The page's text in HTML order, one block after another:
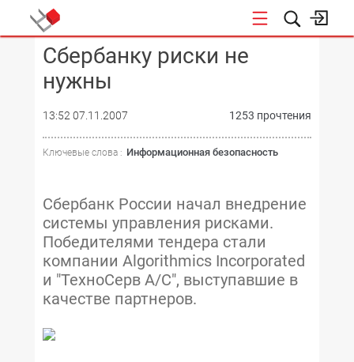
КОНФЕРЕНЦИИ
Сбербанку риски не
нужны
13:52 07.11.2007 1253 прочтения
Ключевые слова : Информационная безопасность
Сбербанк России начал внедрение
системы управления рисками.
Победителями тендера стали
компании Algorithmics Incorporated
и "ТехноСерв А/C", выступавшие в
качестве партнеров.